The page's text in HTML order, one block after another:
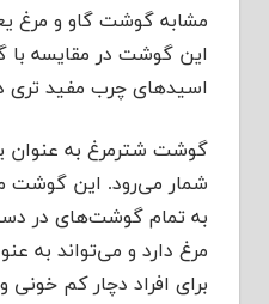
این گوشت در مقایسه با
اسیدهای چرب مفید تری
گوشت شترمرغ به عنوان
شمار می‌رود. این گوشت
به تمام گوشت‌های در
مرغ دارد و می‌تواند به
برای افراد دچار کم خونی